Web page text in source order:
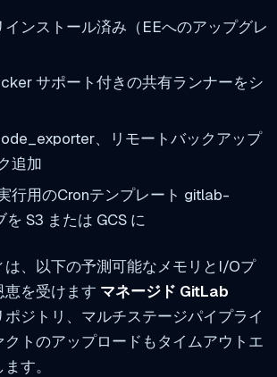
インストール済み（EEへのアップグレ
サポート付きの共有ランナーをシ
、リモートバックアップ
追加
行用のCronテンプレート gitlab-
を S3 または GCS に
、以下の予測可能なメモリとI/Oプ
恵を受けます マネージド GitLab
ポジトリ、マルチステージパイプライ
クトのアップロードもタイムアウトエ
す。